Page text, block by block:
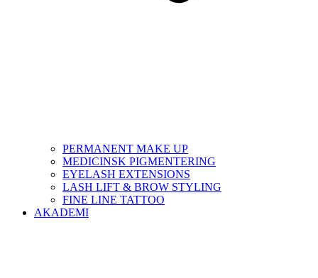
PERMANENT MAKE UP
MEDICINSK PIGMENTERING
EYELASH EXTENSIONS
LASH LIFT & BROW STYLING
FINE LINE TATTOO
AKADEMI